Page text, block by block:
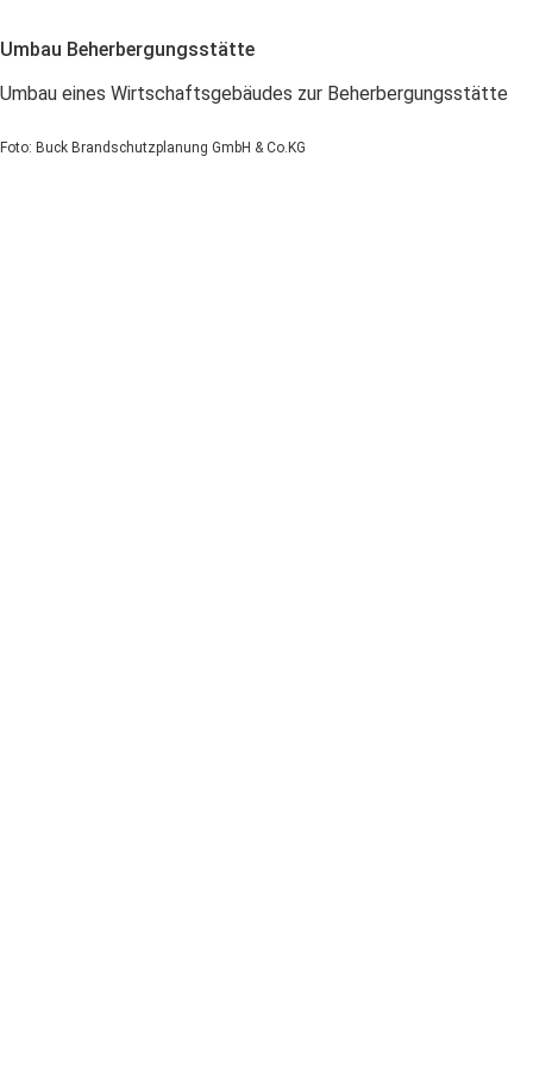
Umbau Beherbergungsstätte
Umbau eines Wirtschaftsgebäudes zur Beherbergungsstätte
Foto: Buck Brandschutzplanung GmbH & Co.KG